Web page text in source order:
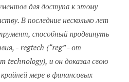
для доступа к этому
В последние несколько лет
способный продвинуть
- regtech (“reg” - от
technology), и он доказал свою
мере в финансовых